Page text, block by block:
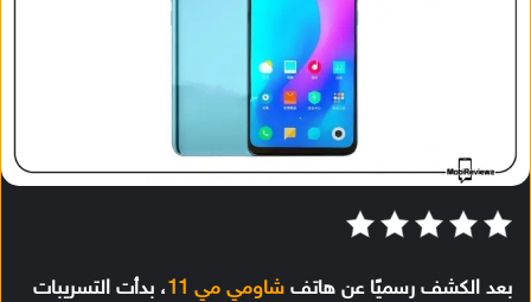
بعد الكشف رسميًا عن هاتف شاومي مي 11
، بدأت التسريبات